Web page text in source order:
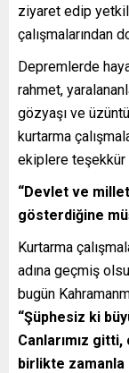
ziyaret edip
çalışmalarından
Depremlerde
rahmet,
gözyaşı ve
kurtarma
ekiplere teşekkür
“Devlet ve
gösterdiğine
Kurtarma
adına geçmiş
bugün
“Şüphesiz ki
Canlarımız gitti,
birlikte zamanla